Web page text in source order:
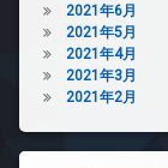
2021年6月
2021年5月
2021年4月
2021年3月
2021年2月